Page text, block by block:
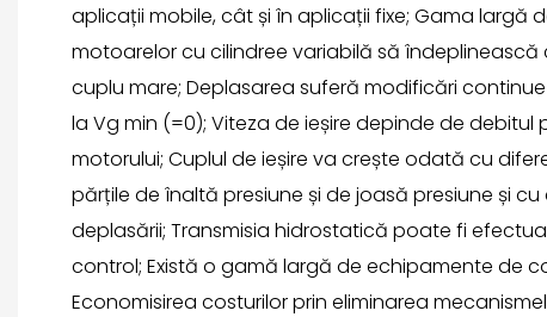
aplicații mobile, cât și în aplicații fixe; Gama largă
motoarelor cu cilindree variabilă să îndeplinească
cuplu mare; Deplasarea suferă modificări
la Vg min (=0); Viteza de ieșire depinde de debitul
motorului; Cuplul de ieșire va crește odată cu
părțile de înaltă presiune și de joasă presiune și
deplasării; Transmisia hidrostatică poate fi
control; Există o gamă largă de echipamente de
Economisirea costurilor prin eliminarea